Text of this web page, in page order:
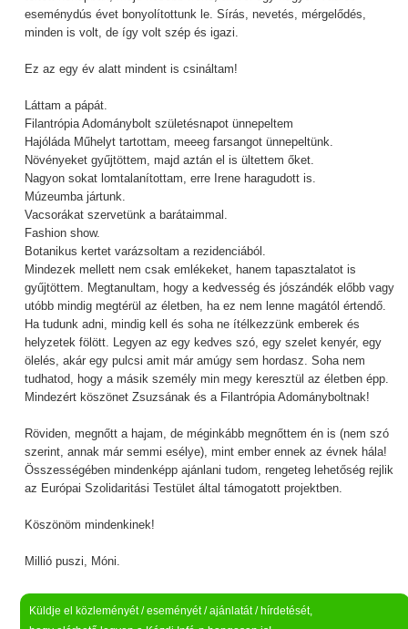
eseménydús évet bonyolítottunk le. Sírás, nevetés, mérgelődés,
minden is volt, de így volt szép és igazi.
Ez az egy év alatt mindent is csináltam!
Láttam a pápát.
Filantrópia Adománybolt születésnapot ünnepeltem
Hajóláda Műhelyt tartottam, meeeg farsangot ünnepeltünk.
Növényeket gyűjtöttem, majd aztán el is ültettem őket.
Nagyon sokat lomtalanítottam, erre Irene haragudott is.
Múzeumba jártunk.
Vacsorákat szervetünk a barátaimmal.
Fashion show.
Botanikus kertet varázsoltam a rezidenciából.
Mindezek mellett nem csak emlékeket, hanem tapasztalatot is
gyűjtöttem. Megtanultam, hogy a kedvesség és jószándék előbb vagy
utóbb mindig megtérül az életben, ha ez nem lenne magától értendő.
Ha tudunk adni, mindig kell és soha ne ítélkezzünk emberek és
helyzetek fölött. Legyen az egy kedves szó, egy szelet kenyér, egy
ölelés, akár egy pulcsi amit már amúgy sem hordasz. Soha nem
tudhatod, hogy a másik személy min megy keresztül az életben épp.
Mindezért köszönet Zsuzsának és a Filantrópia Adományboltnak!
Röviden, megnőtt a hajam, de méginkább megnőttem én is (nem szó
szerint, annak már semmi esélye), mint ember ennek az évnek hála!
Összességében mindenképp ajánlani tudom, rengeteg lehetőség rejlik
az Európai Szolidaritási Testület által támogatott projektben.
Köszönöm mindenkinek!
Millió puszi, Móni.
Küldje el közleményét / eseményét / ajánlatát / hírdetését,